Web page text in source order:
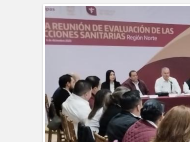
GARANTIZAR UN
Facilita DIF
discapacidad
CARMEN LILIA
LIMPIA EN
Destacó Alcalde Carlos
La UAT, Gobierno del
GOBIERNO
NACIDOS EN CLÍNICA
Entregó Carlos Peña
Esther Ortiz Domínguez
Instala Sector Salud
humanitario a los
GOBIERNO
SAN RAFAEL
Atiende Gobierno de